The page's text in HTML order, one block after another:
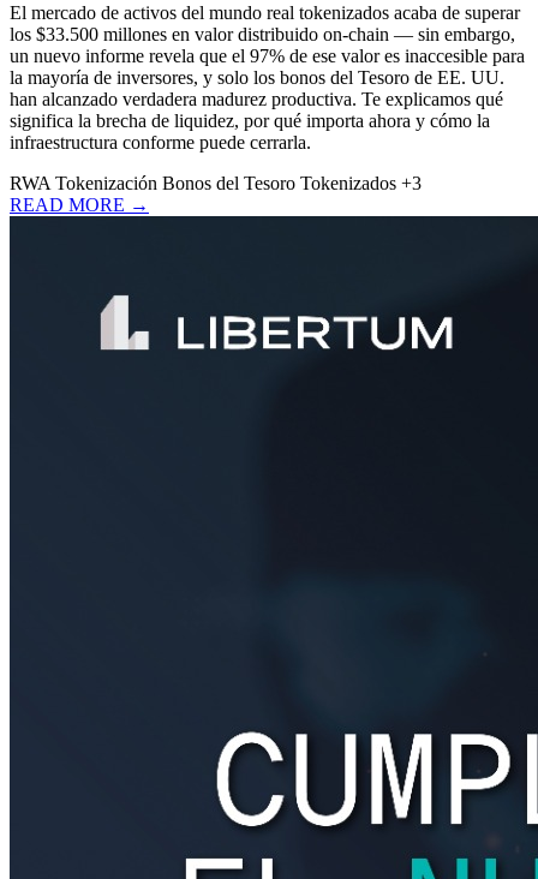
El mercado de activos del mundo real tokenizados acaba de superar
los $33.500 millones en valor distribuido on-chain — sin embargo,
un nuevo informe revela que el 97% de ese valor es inaccesible para
la mayoría de inversores, y solo los bonos del Tesoro de EE. UU.
han alcanzado verdadera madurez productiva. Te explicamos qué
significa la brecha de liquidez, por qué importa ahora y cómo la
infraestructura conforme puede cerrarla.
RWA Tokenización Bonos del Tesoro Tokenizados +3
READ MORE →